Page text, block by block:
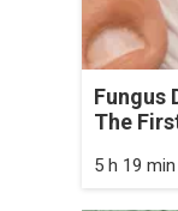
Fungus
The
5 h 19 min